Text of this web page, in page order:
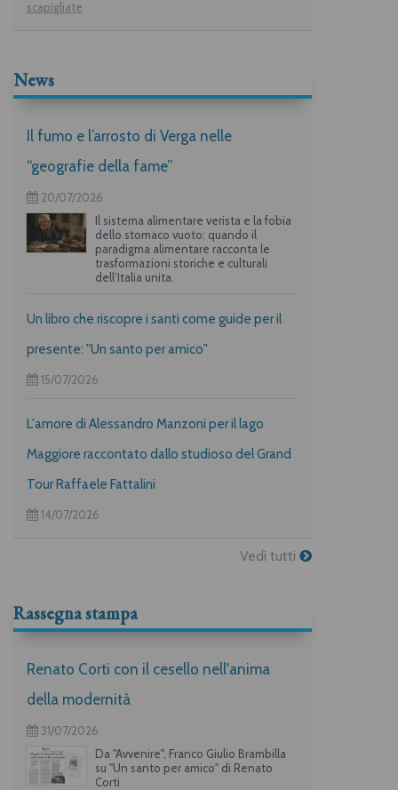
scapigliate
News
Il fumo e l’arrosto di Verga nelle
“geografie della fame”
20/07/2026
Il sistema alimentare verista e la fobia
dello stomaco vuoto: quando il
paradigma alimentare racconta le
trasformazioni storiche e culturali
dell’Italia unita.
Un libro che riscopre i santi come guide per il
presente: "Un santo per amico"
15/07/2026
L'amore di Alessandro Manzoni per il lago
Maggiore raccontato dallo studioso del Grand
Tour Raffaele Fattalini
14/07/2026
Vedi tutti
Rassegna stampa
Renato Corti con il cesello nell'anima
della modernità
31/07/2026
Da "Avvenire", Franco Giulio Brambilla
su "Un santo per amico" di Renato
Corti